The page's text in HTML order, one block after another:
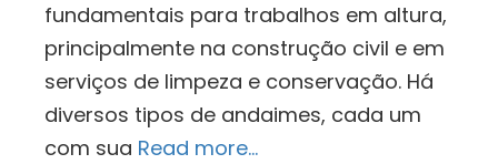
fundamentais para trabalhos em altura,
principalmente na construção civil e em
serviços de limpeza e conservação. Há
diversos tipos de andaimes, cada um
com sua Read more…